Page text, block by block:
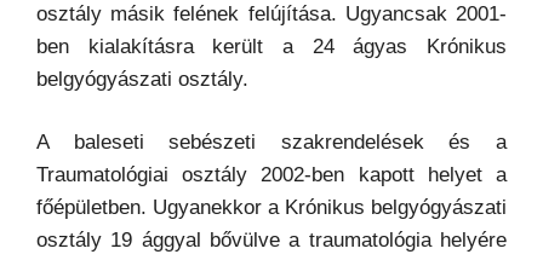
osztály másik felének felújítása. Ugyancsak 2001-
ben kialakításra került a 24 ágyas Krónikus
belgyógyászati osztály.
A baleseti sebészeti szakrendelések és a
Traumatológiai osztály 2002-ben kapott helyet a
főépületben. Ugyanekkor a Krónikus belgyógyászati
osztály 19 ággyal bővülve a traumatológia helyére